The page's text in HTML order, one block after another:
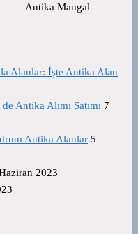
Antika Mangal
Alanlar: İşte Antika Alan
Antika Alımı Satımı 7
Antika Alanlar 5
2023